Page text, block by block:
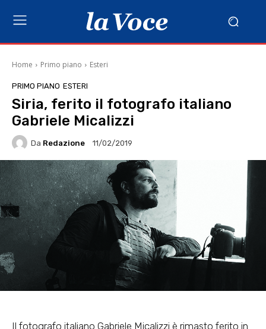
Home Primo piano Esteri
PRIMO PIANO ESTERI
Siria, ferito il fotografo italiano
Gabriele Micalizzi
Da Redazione 11/02/2019
Il fotografo italiano Gabriele Micalizzi è rimasto ferito in